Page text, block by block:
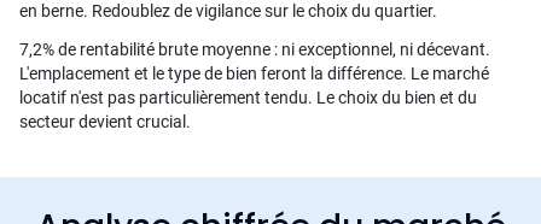
en berne. Redoublez de vigilance sur le choix du quartier.
7,2% de rentabilité brute moyenne : ni exceptionnel, ni décevant.
L'emplacement et le type de bien feront la différence. Le marché
locatif n'est pas particulièrement tendu. Le choix du bien et du
secteur devient crucial.